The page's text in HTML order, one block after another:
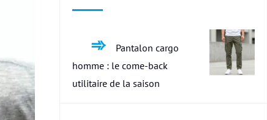
Pantalon cargo
homme : le come-back
utilitaire de la saison